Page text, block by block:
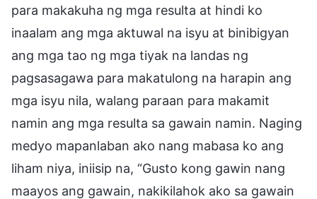
para makakuha ng mga resulta at hindi ko
inaalam ang mga aktuwal na isyu at binibigyan
ang mga tao ng mga tiyak na landas ng
pagsasagawa para makatulong na harapin ang
mga isyu nila, walang paraan para makamit
namin ang mga resulta sa gawain namin. Naging
medyo mapanlaban ako nang mabasa ko ang
liham niya, iniisip na, “Gusto kong gawin nang
maayos ang gawain, nakikilahok ako sa gawain